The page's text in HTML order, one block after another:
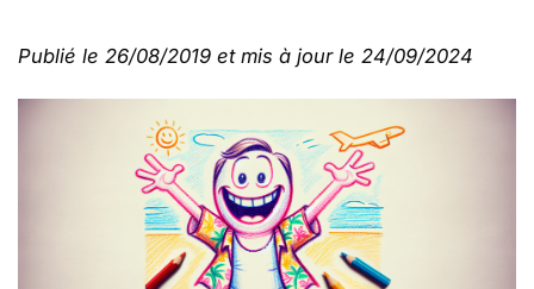
Publié le 26/08/2019 et mis à jour le 24/09/2024